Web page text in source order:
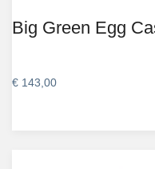
Big Green Egg
€ 143,00